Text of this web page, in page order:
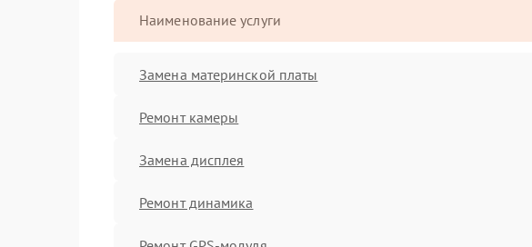
Наименование услуги
Замена материнской платы
Ремонт камеры
Замена дисплея
Ремонт динамика